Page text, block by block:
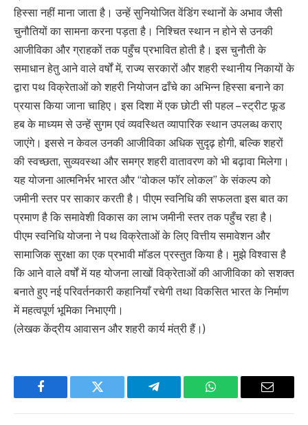
हिस्सा नहीं माना जाता है। उन्हें सुनियोजित वेंडिंग स्थानों के अभाव जैसी
चुनौतियों का सामना करना पड़ता है। निश्चित स्थान न होने से उनकी
आजीविका और ग्राहकों तक पहुँच प्रभावित होती है। इस चुनौती के
समाधान हेतु आने वाले वर्षों में, राज्य सरकारों और शहरी स्थानीय निकायों के
द्वारा पथ विक्रेताओं को शहरी नियोजन ढाँचे का अभिन्न हिस्सा बनाने का
प्रयास किया जाना चाहिए। इस दिशा में एक छोटी सी पहल – स्ट्रीट फूड
हब के माध्यम से उन्हें सुगम एवं व्यवस्थित व्यापारिक स्थान उपलब्ध कराए
जाएंगे। इससे न केवल उनकी आजीविका अधिक सुदृढ़ होगी, बल्कि शहरों
की स्वच्छता, सुव्यवस्था और समग्र शहरी वातावरण को भी बढ़ावा मिलेगा।
यह योजना आत्मनिर्भर भारत और “वोकल फॉर लोकल” के संकल्प को
जमीनी स्तर पर साकार करती है। पीएम स्वनिधि की सफलता इस बात का
प्रमाण है कि समावेशी विकास का लाभ जमीनी स्तर तक पहुँच रहा है।
पीएम स्वनिधि योजना ने पथ विक्रेताओं के लिए वित्तीय समावेशन और
सामाजिक सुरक्षा का एक प्रभावी मॉडल प्रस्तुत किया है। मुझे विश्वास है
कि आने वाले वर्षों में यह योजना लाखों विक्रेताओं की आजीविका को सशक्त
बनाते हुए नई परिवर्तनकारी कहानियाँ रचेगी तथा विकसित भारत के निर्माण
में महत्वपूर्ण भूमिका निभाएगी।
(लेखक केंद्रीय आवासन और शहरी कार्य मंत्री हैं।)
Facebook Twitter Telegram WhatsApp Email